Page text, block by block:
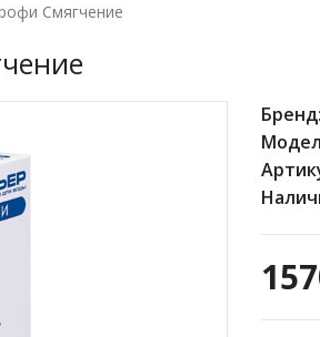
Смягчение
Бренд: